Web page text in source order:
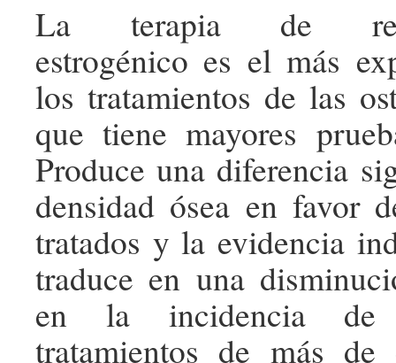
La terapia de
estrogénico es el más
los tratamientos de las
que tiene mayores
Produce una diferencia
densidad ósea en favor
tratados y la evidencia
traduce en una
en la incidencia de
tratamientos de más